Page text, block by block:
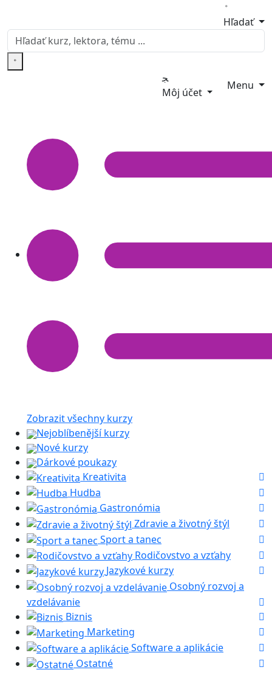
Hľadať
Môj účet
Menu
Zobrazit všechny kurzy
Nejoblíbenější kurzy
Nové kurzy
Dárkové poukazy
Kreativita
Hudba
Gastronómia
Zdravie a životný štýl
Sport a tanec
Rodičovstvo a vzťahy
Jazykové kurzy
Osobný rozvoj a
vzdelávanie
Biznis
Marketing
Software a aplikácie
Ostatné